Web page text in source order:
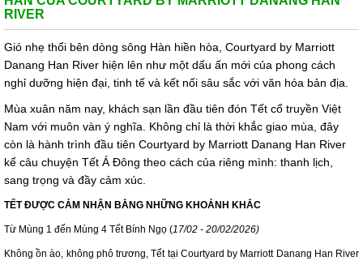
RIVER
Gió nhẹ thổi bên dòng sông Hàn hiền hòa, Courtyard by Marriott
Danang Han River hiện lên như một dấu ấn mới của phong cách
nghỉ dưỡng hiện đại, tinh tế và kết nối sâu sắc với văn hóa bản địa.
Mùa xuân năm nay, khách sạn lần đầu tiên đón Tết cổ truyền Việt
Nam với muôn vàn ý nghĩa. Không chỉ là thời khắc giao mùa, đây
còn là hành trình đầu tiên Courtyard by Marriott Danang Han River
kể câu chuyện Tết Á Đông theo cách của riêng mình: thanh lịch,
sang trọng và đầy cảm xúc.
TẾT ĐƯỢC CẢM NHẬN BẰNG NHỮNG KHOẢNH KHẮC
Từ Mùng 1 đến Mùng 4 Tết Bính Ngọ (17/02 - 20/02/2026)
Không ồn ào, không phô trương, Tết tại Courtyard by Marriott Danang Han River